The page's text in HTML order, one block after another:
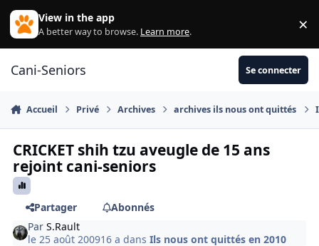
Aller au contenu
View in the app
A better way to browse. Learn more. ×
Cani-Seniors Se connecter
Accueil Privé Archives archives ils nous ont quittés
CRICKET shih tzu aveugle de 15 ans
rejoint cani-seniors
Partager
Abonnés
ParS.Rault
le 25 août 200916 a dansIls nous ont quittés en 2010